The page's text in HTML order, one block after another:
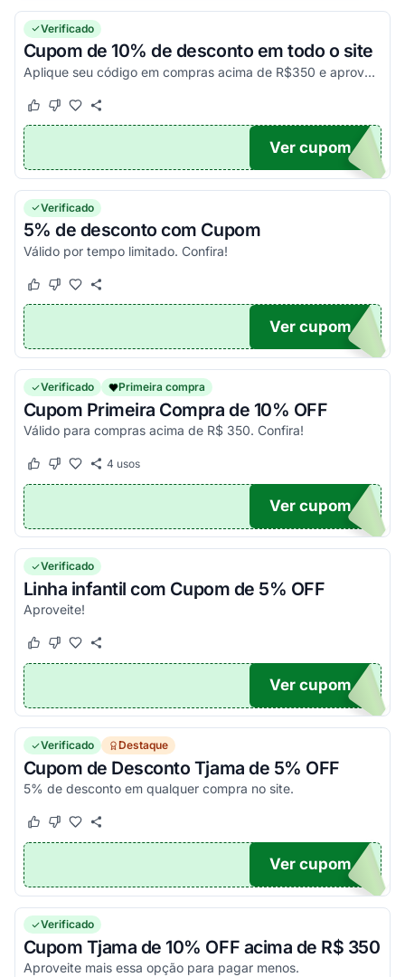
Verificado
Cupom de 10% de desconto em todo o site
Aplique seu código em compras acima de R$350 e aproveite!
Este cupom funcionou
Este cupom não funcionou
10
Ver cupom
Verificado
5% de desconto com Cupom
Válido por tempo limitado. Confira!
Este cupom funcionou
Este cupom não funcionou
N5
Ver cupom
Verificado Primeira compra
Cupom Primeira Compra de 10% OFF
Válido para compras acima de R$ 350. Confira!
Este cupom funcionou
Este cupom não funcionou
4 usos
10PC
Ver cupom
Verificado
Linha infantil com Cupom de 5% OFF
Aproveite!
Este cupom funcionou
Este cupom não funcionou
JAMA
Ver cupom
Verificado Destaque
Cupom de Desconto Tjama de 5% OFF
5% de desconto em qualquer compra no site.
Este cupom funcionou
Este cupom não funcionou
SE5
Ver cupom
Verificado
Cupom Tjama de 10% OFF acima de R$ 350
Aproveite mais essa opção para pagar menos.